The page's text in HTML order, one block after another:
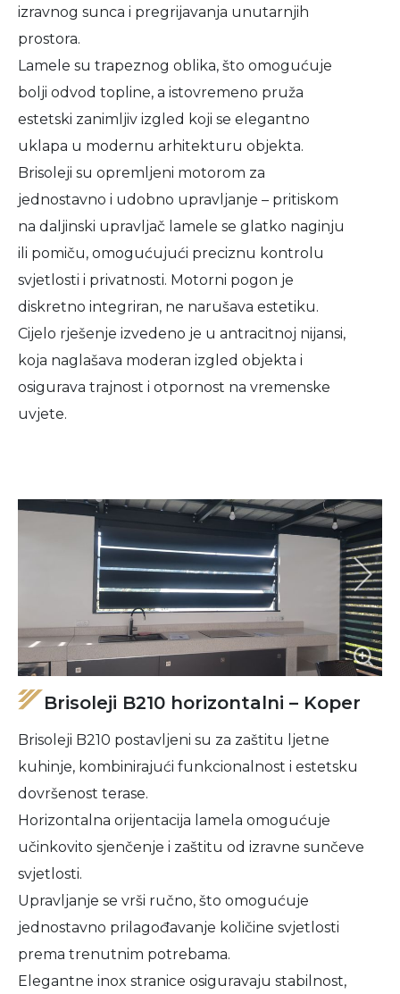
izravnog sunca i pregrijavanja unutarnjih
prostora.
Lamele su trapeznog oblika, što omogućuje
bolji odvod topline, a istovremeno pruža
estetski zanimljiv izgled koji se elegantno
uklapa u modernu arhitekturu objekta.
Brisoleji su opremljeni motorom za
jednostavno i udobno upravljanje – pritiskom
na daljinski upravljač lamele se glatko naginju
ili pomiču, omogućujući preciznu kontrolu
svjetlosti i privatnosti. Motorni pogon je
diskretno integriran, ne narušava estetiku.
Cijelo rješenje izvedeno je u antracitnoj nijansi,
koja naglašava moderan izgled objekta i
osigurava trajnost i otpornost na vremenske
uvjete.
Brisoleji B210 horizontalni – Koper
Brisoleji B210 postavljeni su za zaštitu ljetne
kuhinje, kombinirajući funkcionalnost i estetsku
dovršenost terase.
Horizontalna orijentacija lamela omogućuje
učinkovito sjenčenje i zaštitu od izravne sunčeve
svjetlosti.
Upravljanje se vrši ručno, što omogućuje
jednostavno prilagođavanje količine svjetlosti
prema trenutnim potrebama.
Elegantne inox stranice osiguravaju stabilnost,